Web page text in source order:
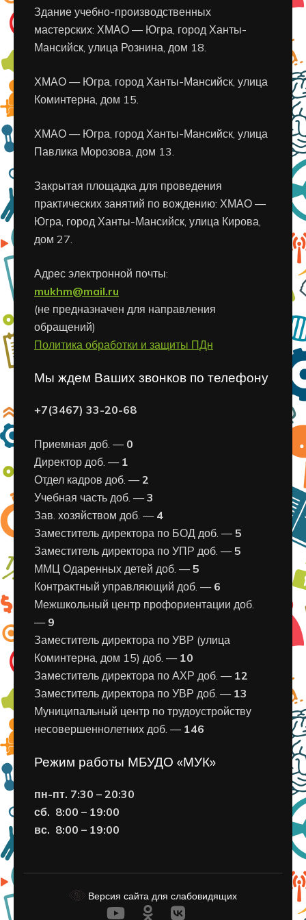
Здание учебно-производственных
мастерских: ХМАО — Югра, город Ханты-
Мансийск, улица Рознина, дом 18.
ХМАО — Югра, город Ханты-Мансийск, улица
Коминтерна, дом 15.
ХМАО — Югра, город Ханты-Мансийск, улица
Павлика Морозова, дом 13.
Закрытая площадка для проведения
практических занятий по вождению: ХМАО —
Югра, город Ханты-Мансийск, улица Кирова,
дом 27.
Адрес электронной почты:
mukhm@mail.ru
(не предназначен для направления
обращений)
Политика обработки и защиты ПДн
Мы ждем Ваших звонков по телефону
+7(3467) 33-20-68
Приемная доб. — 0
Директор доб. — 1
Отдел кадров доб. —2
Учебная часть доб. —3
Зав. хозяйством доб. — 4
Заместитель директора по БОД доб. —5
Заместитель директора по УПР доб. —5
ММЦ Одаренных детей доб. —5
Контрактный управляющий доб. — 6
Межшкольный центр профориентации доб.
— 9
Заместитель директора по УВР (улица
Коминтерна, дом 15) доб. — 10
Заместитель директора по АХР доб. — 12
Заместитель директора по УВР доб. — 13
Муниципальный центр по трудоустройству
несовершеннолетних доб. — 146
Режим работы МБУДО «МУК»
пн-пт. 7:30 – 20:30
сб. 8:00 – 19:00
вс. 8:00 – 19:00
Версия сайта для слабовидящих